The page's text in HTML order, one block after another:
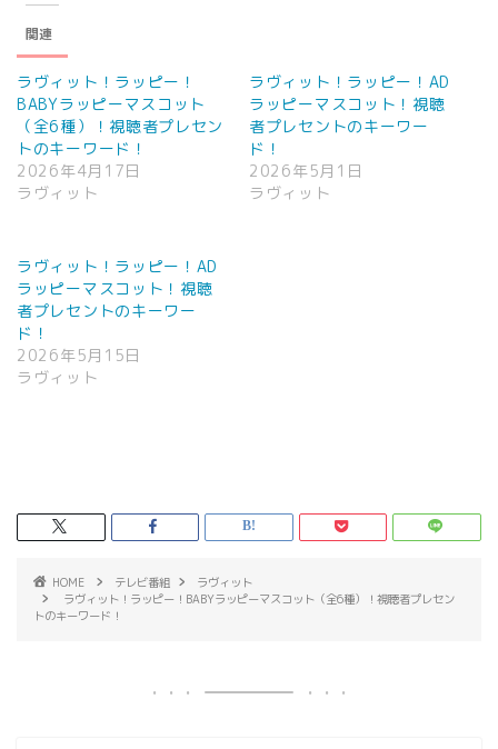
関連
ラヴィット！ラッピー！
BABYラッピーマスコット
（全6種）！視聴者プレセン
トのキーワード！
2026年4月17日
ラヴィット
ラヴィット！ラッピー！AD
ラッピーマスコット！視聴
者プレセントのキーワー
ド！
2026年5月1日
ラヴィット
ラヴィット！ラッピー！AD
ラッピーマスコット！視聴
者プレセントのキーワー
ド！
2026年5月15日
ラヴィット
HOME テレビ番組
ラヴィット
ラヴィット！ラッピー！BABYラッピーマスコット（全6種）！視聴者プレセン
トのキーワード！